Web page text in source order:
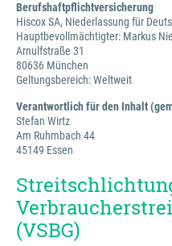
Berufshaftpflichtversicherung
Hiscox SA, Niederlassung für
Hauptbevollmächtigter: Markus
Arnulfstraße 31
80636 München
Geltungsbereich: Weltweit
Verantwortlich für den Inhalt
Stefan Wirtz
Am Ruhmbach 44
45149 Essen
(VSBG)